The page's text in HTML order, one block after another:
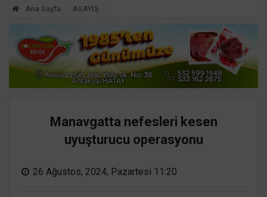
Ana Sayfa ASAYİŞ
Manavgatta nefesleri kesen
uyuşturucu operasyonu
26 Ağustos, 2024, Pazartesi 11:20